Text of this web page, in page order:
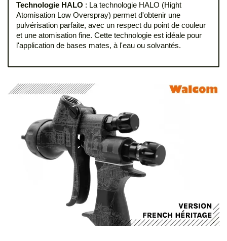
Technologie HALO : La technologie HALO (Hight
Atomisation Low Overspray) permet d'obtenir une
pulvérisation parfaite, avec un respect du point de couleur
et une atomisation fine. Cette technologie est idéale pour
l'application de bases mates, à l'eau ou solvantés.